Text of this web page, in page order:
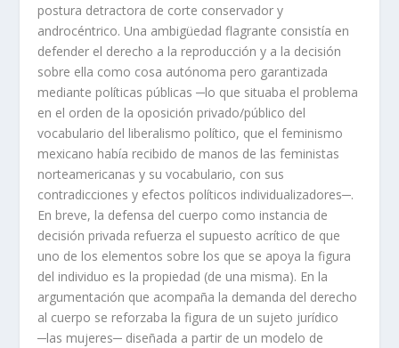
postura detractora de corte conservador y
androcéntrico. Una ambigüedad flagrante consistía en
defender el derecho a la reproducción y a la decisión
sobre ella como cosa autónoma pero garantizada
mediante políticas públicas ─lo que situaba el problema
en el orden de la oposición privado/público del
vocabulario del liberalismo político, que el feminismo
mexicano había recibido de manos de las feministas
norteamericanas y su vocabulario, con sus
contradicciones y efectos políticos individualizadores─.
En breve, la defensa del cuerpo como instancia de
decisión privada refuerza el supuesto acrítico de que
uno de los elementos sobre los que se apoya la figura
del individuo es la propiedad (de una misma). En la
argumentación que acompaña la demanda del derecho
al cuerpo se reforzaba la figura de un sujeto jurídico
─las mujeres─ diseñada a partir de un modelo de